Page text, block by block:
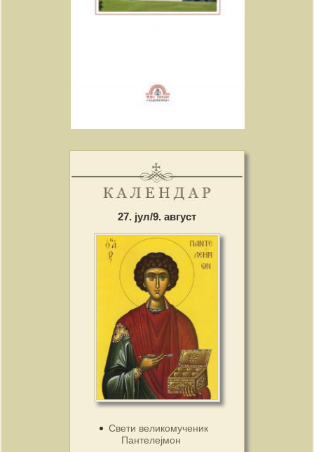
27. јул/9. август
Свети великомученик
Пантелејмон